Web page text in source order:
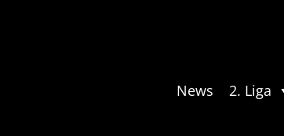
News 2. Liga